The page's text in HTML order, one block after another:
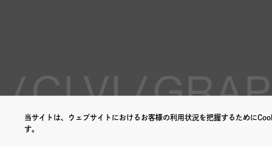
当サイトは、ウェブサイトにおけるお客様の利用状況を把握するために
す。
CI VI /